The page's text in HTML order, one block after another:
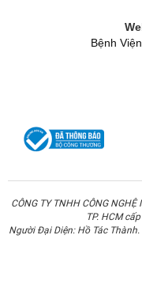
Bệnh
CÔNG TY TNHH CÔNG
TP. HCM
Người Đại Diện: Hồ Tác